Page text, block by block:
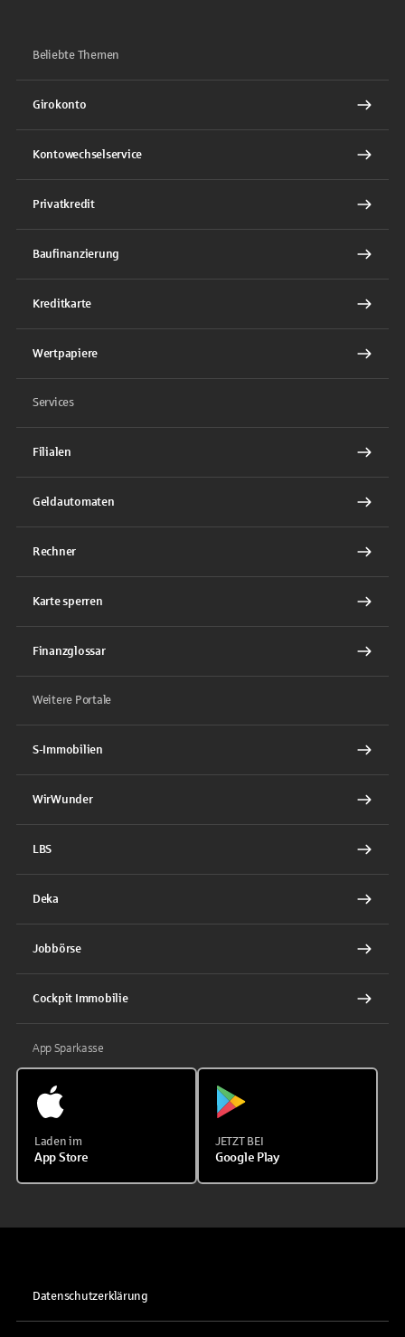
Beliebte Themen
Girokonto
Kontowechselservice
Privatkredit
Baufinanzierung
Kreditkarte
Wertpapiere
Services
Filialen
Geldautomaten
Rechner
Karte sperren
Finanzglossar
Weitere Portale
S-Immobilien
WirWunder
LBS
Deka
Jobbörse
Cockpit Immobilie
App Sparkasse
Laden im
App Store
JETZT BEI
Google Play
Datenschutzerklärung